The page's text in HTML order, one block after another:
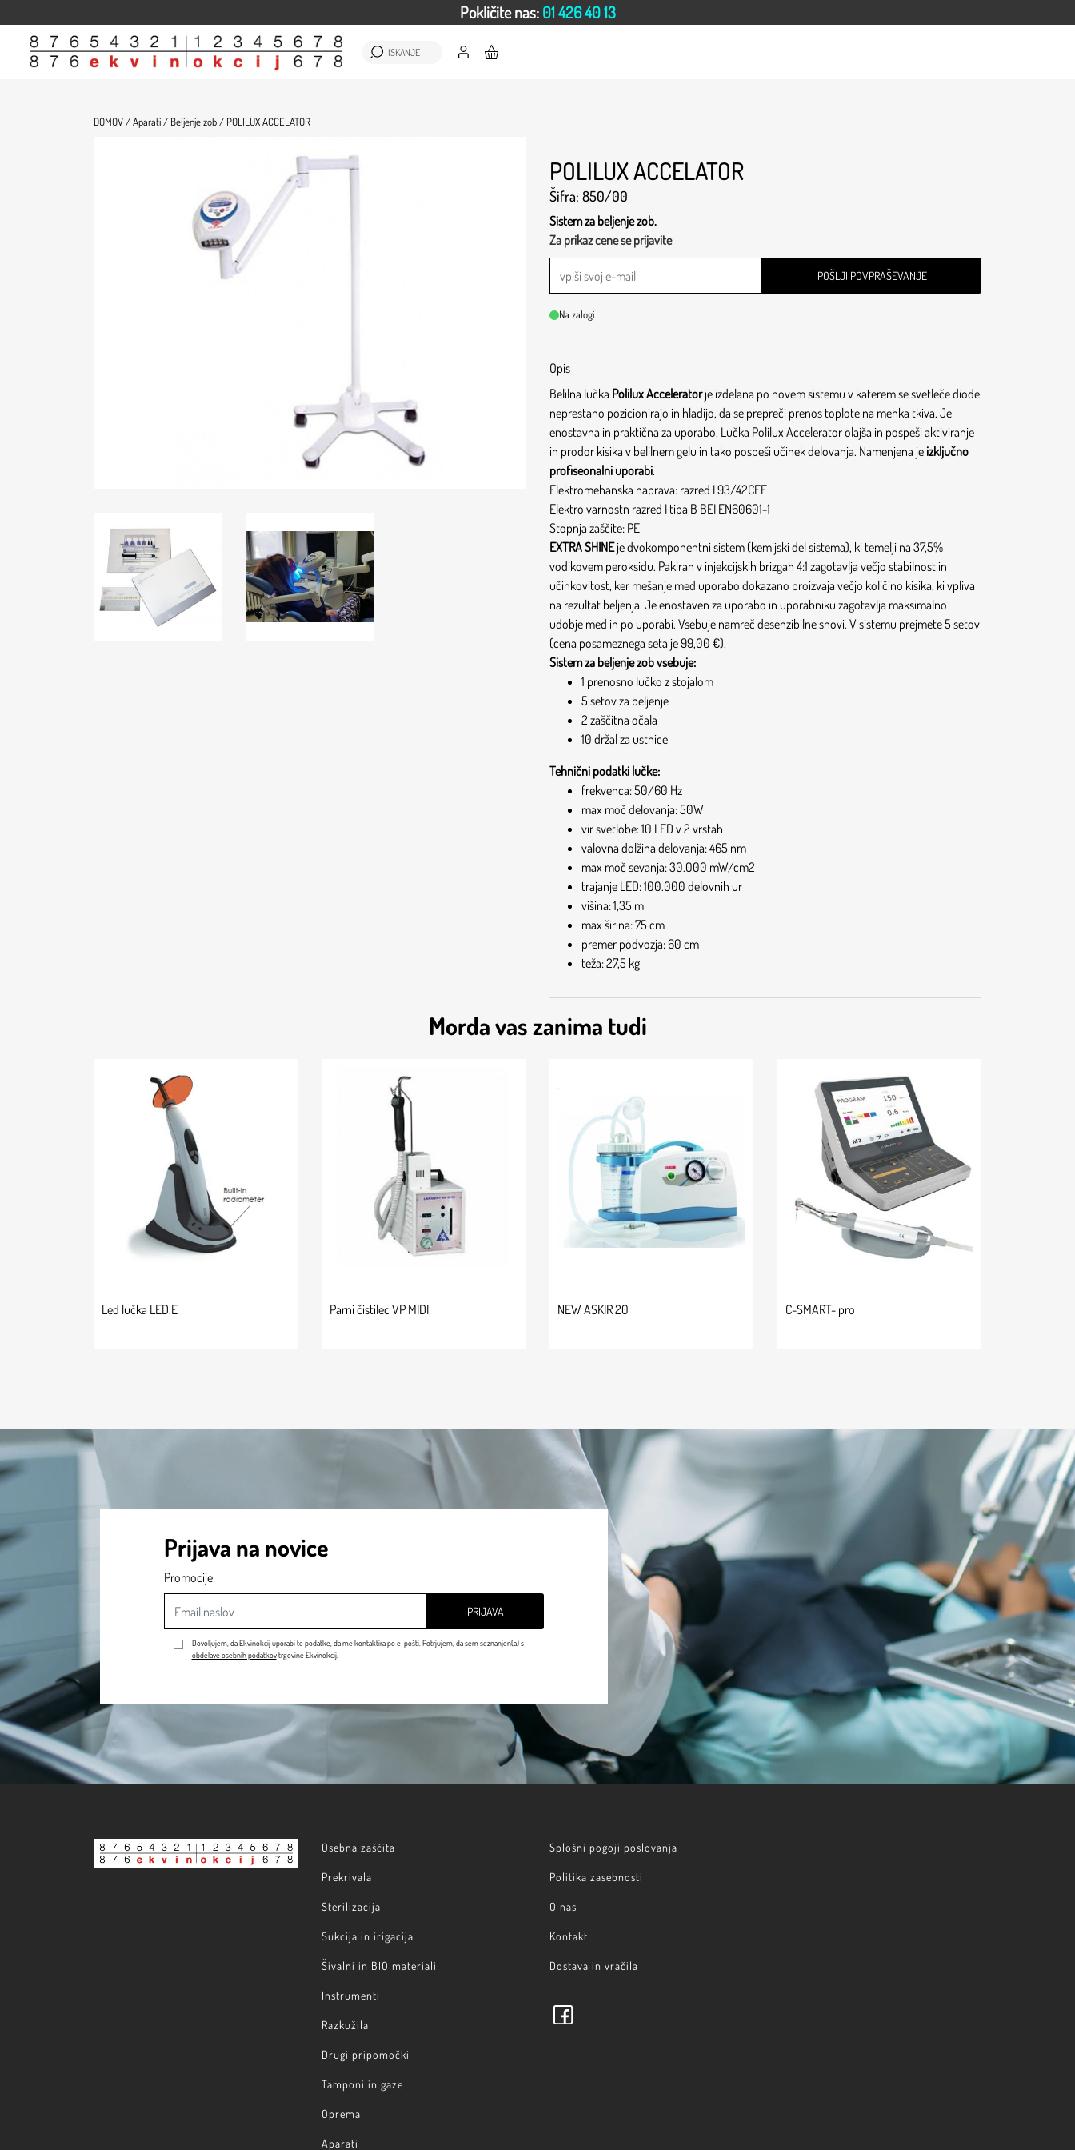
Pokličite nas:01 426 40 13
Domov Trgovina Članki O nas Kontakt ISKANJE
DOMOV /Aparati / Beljenje zob / POLILUX ACCELATOR
POLILUX ACCELATOR
Šifra: 850/00
Sistem za beljenje zob.
Za prikaz cene se prijavite
POŠLJI POVPRAŠEVANJE
Na zalogi
Opis
Belilna lučka Polilux Acceleratorje izdelana po novem sistemu v katerem se svetleče diode
neprestano pozicionirajo in hladijo, da se prepreči prenos toplote na mehka tkiva. Je
enostavna in praktična za uporabo. Lučka Polilux Accelerator olajša in pospeši aktiviranje
in prodor kisika v belilnem gelu in tako pospeši učinek delovanja. Namenjena jeizključno
profiseonalni uporabi.
Elektromehanska naprava: razred I 93/42CEE
Elektro varnostn razred I tipa B BEI EN60601-1
Stopnja zaščite: PE
EXTRA SHINEje dvokomponentni sistem (kemijski del sistema), ki temelji na 37,5%
vodikovem peroksidu. Pakiran v injekcijskih brizgah 4:1 zagotavlja večjo stabilnost in
učinkovitost, ker mešanje med uporabo dokazano proizvaja večjo količino kisika, ki vpliva
na rezultat beljenja. Je enostaven za uporabo in uporabniku zagotavlja maksimalno
udobje med in po uporabi. Vsebuje namreč desenzibilne snovi. V sistemu prejmete 5 setov
(cena posameznega seta je 99,00 €).
Sistem za beljenje zob vsebuje:
1 prenosno lučko z stojalom
5 setov za beljenje
2 zaščitna očala
10 držal za ustnice
Tehnični podatki lučke:
frekvenca: 50/60 Hz
max moč delovanja: 50W
vir svetlobe: 10 LED v 2 vrstah
valovna dolžina delovanja: 465 nm
max moč sevanja: 30.000 mW/cm2
trajanje LED: 100.000 delovnih ur
višina: 1,35 m
max širina: 75 cm
premer podvozja: 60 cm
teža: 27,5 kg
Morda vas zanima tudi
Led lučka LED.E Parni čistilec VP MIDI NEW ASKIR 20 C-SMART- pro
Prijava na novice
Promocije
PRIJAVA
Dovoljujem, da Ekvinokcij uporabi te podatke, da me kontaktira po e-pošti. Potrjujem, da sem seznanjen(a) s
obdelave osebnih podatkovtrgovine Ekvinokcij.
Osebna zaščita
Prekrivala
Sterilizacija
Sukcija in irigacija
Šivalni in BIO materiali
Instrumenti
Razkužila
Drugi pripomočki
Tamponi in gaze
Oprema
Aparati
Splošni pogoji poslovanja
Politika zasebnosti
O nas
Kontakt
Dostava in vračila